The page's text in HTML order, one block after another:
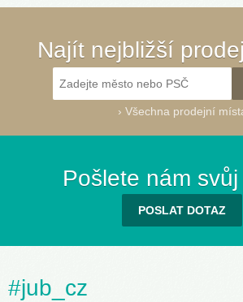
Najít nejbližší
› Všechna prodejní
Pošlete nám
POSLAT DOTAZ
#jub_cz